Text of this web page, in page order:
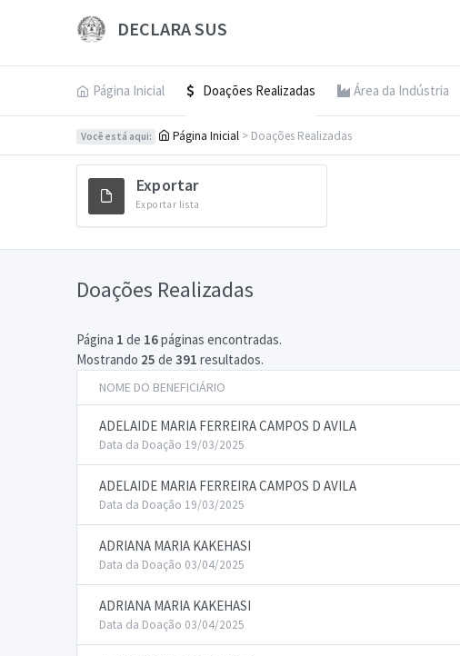
DECLARA SUS
Página Inicial Doações Realizadas Área da Indústria
Você está aqui: Página Inicial > Doações Realizadas
Exportar
Exportar lista
Doações Realizadas
Página 1 de 16páginas encontradas.
Mostrando 25 de 391 resultados.
NOME DO BENEFICIÁRIO
ADELAIDE MARIA FERREIRA CAMPOS D AVILA
Data da Doação 19/03/2025
ADELAIDE MARIA FERREIRA CAMPOS D AVILA
Data da Doação 19/03/2025
ADRIANA MARIA KAKEHASI
Data da Doação 03/04/2025
ADRIANA MARIA KAKEHASI
Data da Doação 03/04/2025